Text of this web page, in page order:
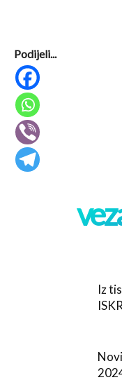
Podijeli...
Iz